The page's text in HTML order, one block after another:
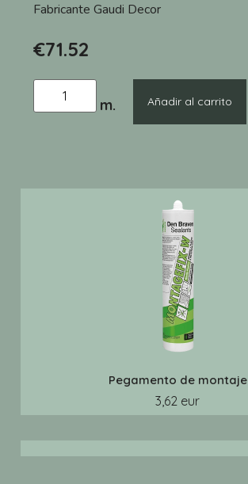
Fabricante Gaudi Decor
€71.52
Añadir al carrito
Pegamento de montaje
3,62 eur